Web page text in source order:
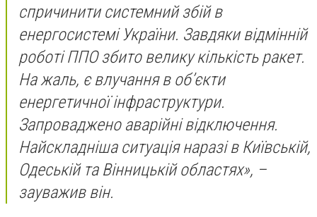
спричинити системний збій в
енергосистемі України. Завдяки відмінній
роботі ППО збито велику кількість ракет.
На жаль, є влучання в об’єкти
енергетичної інфраструктури.
Запроваджено аварійні відключення.
Найскладніша ситуація наразі в Київській,
Одеській та Вінницькій областях», –
зауважив він.